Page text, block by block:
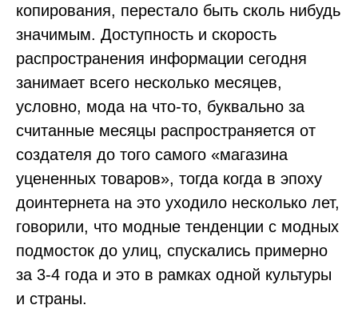
копирования, перестало быть сколь нибудь
значимым. Доступность и скорость
распространения информации сегодня
занимает всего несколько месяцев,
условно, мода на что-то, буквально за
считанные месяцы распространяется от
создателя до того самого «магазина
уцененных товаров», тогда когда в эпоху
доинтернета на это уходило несколько лет,
говорили, что модные тенденции с модных
подмосток до улиц, спускались примерно
за 3-4 года и это в рамках одной культуры
и страны.